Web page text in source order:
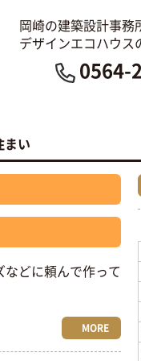
岡崎の建築設計事務
デザインエコハウス
0564-
まい
どに頼んで作って
MORE